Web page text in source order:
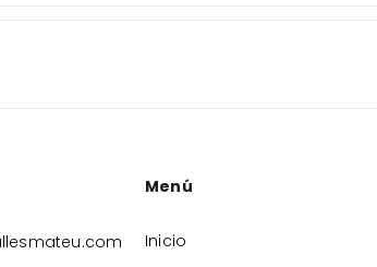
Menú
Inicio